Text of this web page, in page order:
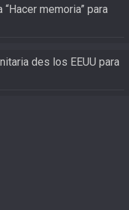
memoria” para
des los EEUU para